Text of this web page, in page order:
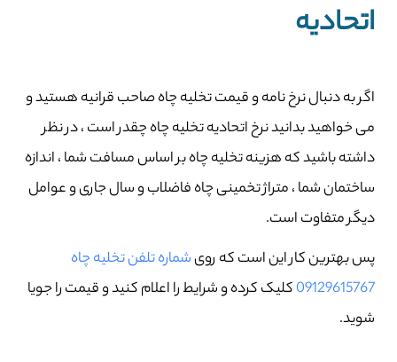
اتحادیه
اگر به دنبال نرخ نامه و قیمت تخلیه چاه صاحب‌ قرانیه هستید و
می خواهید بدانید نرخ اتحادیه تخلیه چاه چقدر است ، در نظر
داشته باشید که هزینه تخلیه چاه بر اساس مسافت شما ، اندازه
ساختمان شما ، متراژ تخمینی چاه فاضلاب و سال جاری و عوامل
دیگر متفاوت است.
پس بهترین کار این است که رویشماره تلفن تخلیه چاه
09129615767کلیک کرده و شرایط را اعلام کنید و قیمت را جویا
شوید.